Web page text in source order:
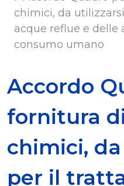
chimici, da
acque reflue e delle
consumo umano
Accordo
fornitura
chimici,
per il